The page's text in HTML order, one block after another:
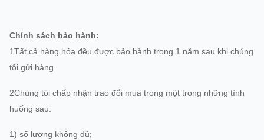
Chính sách bảo hành:
1Tất cả hàng hóa đều được bảo hành trong 1 năm sau khi chúng
tôi gửi hàng.
2Chúng tôi chấp nhận trao đổi mua trong một trong những tình
huống sau:
1) số lượng không đủ;